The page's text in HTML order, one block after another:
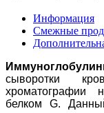
Информация
Смежные
сыворотки
хроматографии
белком G.